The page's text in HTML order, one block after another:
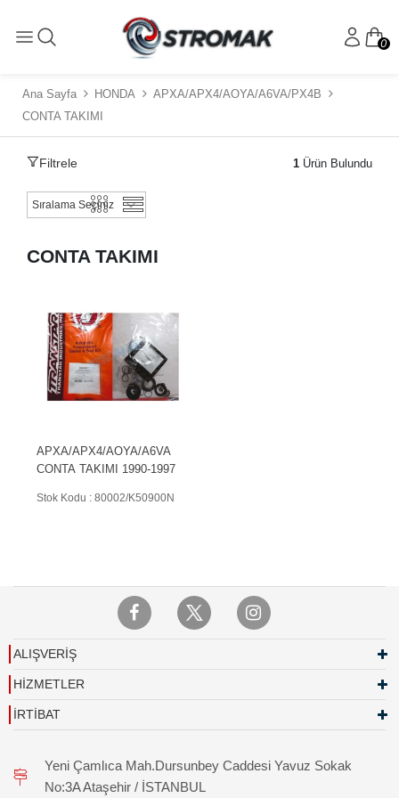
0
Ana Sayfa HONDA
APXA/APX4/AOYA/A6VA/PX4B
CONTA TAKIMI
Filtrele 1 Ürün Bulundu
CONTA TAKIMI
APXA/APX4/AOYA/A6VA
CONTA TAKIMI 1990-1997
Stok Kodu : 80002/K50900N
ALIŞVERİŞ
HİZMETLER
İRTİBAT
Yeni Çamlıca Mah.Dursunbey Caddesi Yavuz Sokak
No:3A Ataşehir / İSTANBUL